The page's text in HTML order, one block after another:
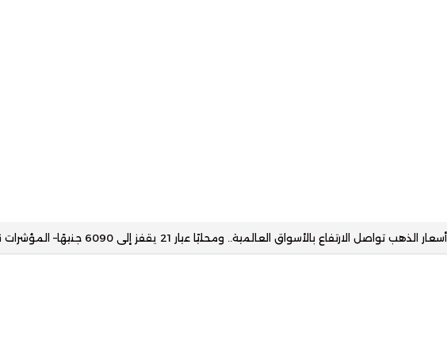
«الرقابة المالية» تقرر تعديل ضوابط عمليات التخصيم والتأجير التمويلي بالعملة الأجنبية–